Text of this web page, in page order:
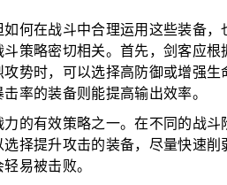
何在战斗中合理运用这些装备
策略密切相关。首先，剑客应
势时，可以选择高防御或增强
率的装备则能提高输出效率。
的有效策略之一。在不同的战
择提升攻击的装备，尽量快速
易被击败。